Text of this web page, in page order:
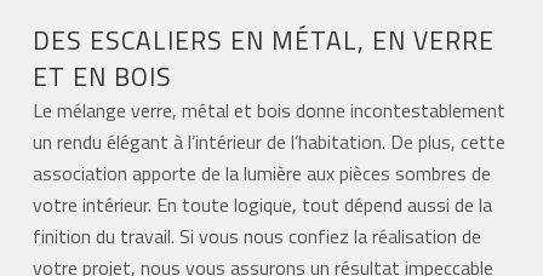
DES ESCALIERS EN MÉTAL, EN VERRE
ET EN BOIS
Le mélange verre, métal et bois donne incontestablement
un rendu élégant à l’intérieur de l’habitation. De plus, cette
association apporte de la lumière aux pièces sombres de
votre intérieur. En toute logique, tout dépend aussi de la
finition du travail. Si vous nous confiez la réalisation de
votre projet, nous vous assurons un résultat impeccable